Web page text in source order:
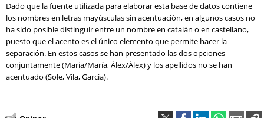
Dado que la fuente utilizada para elaborar esta base de datos contiene
los nombres en letras mayúsculas sin acentuación, en algunos casos no
ha sido posible distinguir entre un nombre en catalán o en castellano,
puesto que el acento es el único elemento que permite hacer la
separación. En estos casos se han presentado las dos opciones
conjuntamente (Maria/María, Àlex/Álex) y los apellidos no se han
acentuado (Sole, Vila, Garcia).